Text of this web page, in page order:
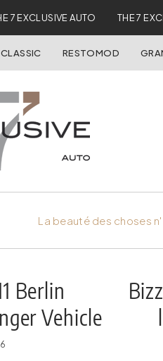
7 EXCLUSIVE AUTO THE 7
CLASSIC RESTOMOD
La beauté des choses
Berlin
Vehicle